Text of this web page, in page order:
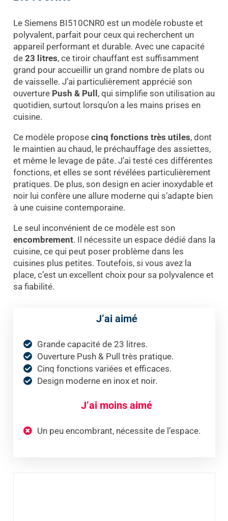
Le Siemens BI510CNR0 est un modèle robuste et
polyvalent, parfait pour ceux qui recherchent un
appareil performant et durable. Avec une capacité
de 23 litres, ce tiroir chauffant est suffisamment
grand pour accueillir un grand nombre de plats ou
de vaisselle. J’ai particulièrement apprécié son
ouverture Push & Pull , qui simplifie son utilisation au
quotidien, surtout lorsqu’on a les mains prises en
cuisine.
Ce modèle propose cinq fonctions très utiles, dont
le maintien au chaud, le préchauffage des assiettes,
et même le levage de pâte. J’ai testé ces différentes
fonctions, et elles se sont révélées particulièrement
pratiques. De plus, son design en acier inoxydable et
noir lui confère une allure moderne qui s’adapte bien
à une cuisine contemporaine.
Le seul inconvénient de ce modèle est son
encombrement. Il nécessite un espace dédié dans la
cuisine, ce qui peut poser problème dans les
cuisines plus petites. Toutefois, si vous avez la
place, c’est un excellent choix pour sa polyvalence et
sa fiabilité.
J’ai aimé
Grande capacité de 23 litres.
Ouverture Push & Pull très pratique.
Cinq fonctions variées et efficaces.
Design moderne en inox et noir.
J’ai moins aimé
Un peu encombrant, nécessite de l’espace.